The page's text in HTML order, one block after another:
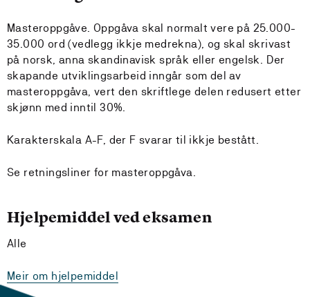
Masteroppgåve. Oppgåva skal normalt vere på 25.000-
35.000 ord (vedlegg ikkje medrekna), og skal skrivast
på norsk, anna skandinavisk språk eller engelsk. Der
skapande utviklingsarbeid inngår som del av
masteroppgåva, vert den skriftlege delen redusert etter
skjønn med inntil 30%.
Karakterskala A-F, der F svarar til ikkje bestått.
Se retningsliner for masteroppgåva.
Hjelpemiddel ved eksamen
Alle
Meir om hjelpemiddel